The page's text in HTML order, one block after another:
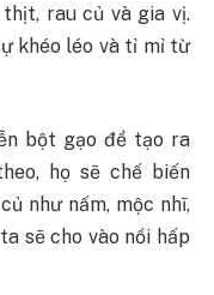
rau củ và gia vị.
khéo léo và tỉ mỉ từ
bột gạo để tạo ra
họ sẽ chế biến
như nấm, mộc nhĩ,
sẽ cho vào nồi hấp